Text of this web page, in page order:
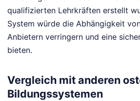
qualifizierten Lehrkräften erstellt
System würde die Abhängigkeit
Anbietern verringern und eine
bieten.
Vergleich mit anderen
Bildungssystemen